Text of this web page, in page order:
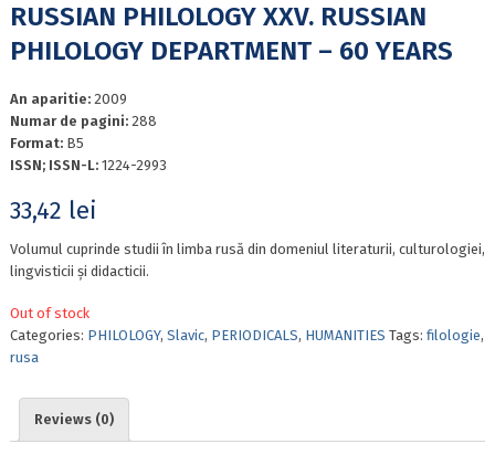
RUSSIAN PHILOLOGY XXV. RUSSIAN
PHILOLOGY DEPARTMENT – 60 YEARS
An aparitie: 2009
Numar de pagini: 288
Format: B5
ISSN; ISSN-L: 1224-2993
33,42 lei
Volumul cuprinde studii în limba rusă din domeniul literaturii, culturologiei,
lingvisticii și didacticii.
Out of stock
Categories: PHILOLOGY, Slavic, PERIODICALS, HUMANITIES Tags: filologie,
rusa
Reviews (0)